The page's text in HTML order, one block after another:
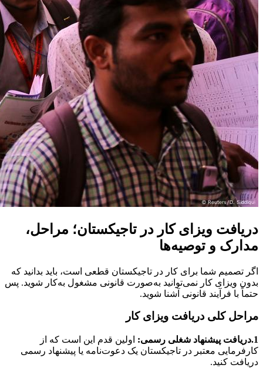
دریافت ویزای کار در تاجیکستان؛ مراحل،
مدارک و توصیه‌ها
اگر تصمیم شما برای کار در تاجیکستان قطعی است، باید بدانید که
بدون ویزای کار نمی‌توانید به‌صورت قانونی مشغول به‌کار شوید. پس
حتماً با فرآیند قانونی آشنا شوید.
مراحل کلی دریافت ویزای کار
1.دریافت پیشنهاد شغلی رسمی:
اولین قدم این است که از
کارفرمایی معتبر در تاجیکستان یک دعوت‌نامه یا پیشنهاد رسمی
دریافت کنید.